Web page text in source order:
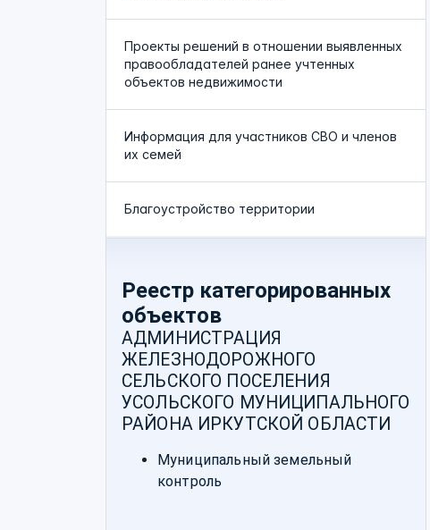
Проекты решений в отношении выявленных
правообладателей ранее учтенных
объектов недвижимости
Информация для участников СВО и членов
их семей
Благоустройство территории